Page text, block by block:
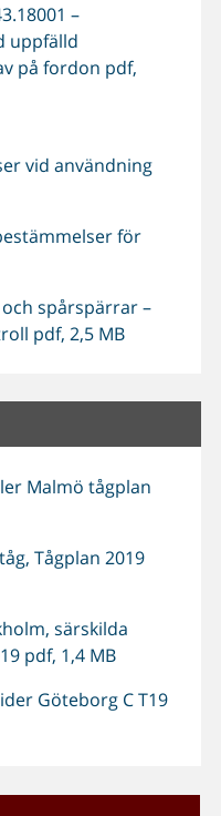
–
uppfälld
på fordon pdf,
vid användning
för
och spårspärrar –
pdf, 2,5 MB
Malmö tågplan
Tågplan 2019
särskilda
pdf, 1,4 MB
Göteborg C T19